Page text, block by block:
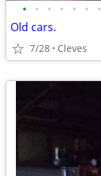
• • • • • • •
Old cars.
7/28 Cleves